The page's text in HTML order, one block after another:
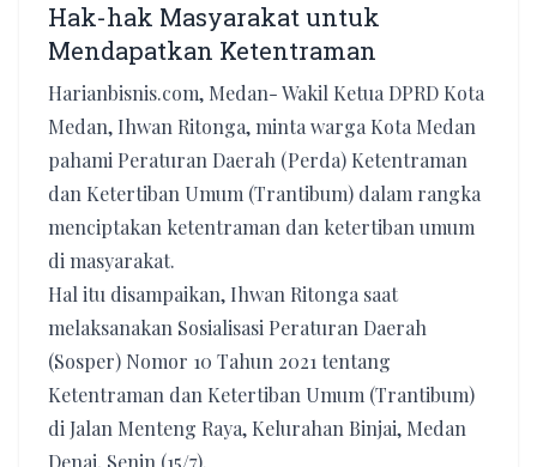
Hak-hak Masyarakat untuk
Mendapatkan Ketentraman
Harianbisnis.com, Medan- Wakil Ketua DPRD Kota
Medan, Ihwan Ritonga, minta warga Kota Medan
pahami Peraturan Daerah (Perda) Ketentraman
dan Ketertiban Umum (Trantibum) dalam rangka
menciptakan ketentraman dan ketertiban umum
di masyarakat.
Hal itu disampaikan, Ihwan Ritonga saat
melaksanakan Sosialisasi Peraturan Daerah
(Sosper) Nomor 10 Tahun 2021 tentang
Ketentraman dan Ketertiban Umum (Trantibum)
di Jalan Menteng Raya, Kelurahan Binjai, Medan
Denai, Senin (15/7).